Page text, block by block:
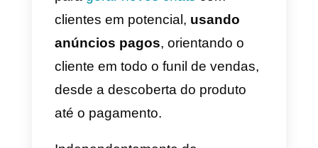
Como usar o Facebook
Messenger para o seu e-
commerce
Até o momento, cerca de